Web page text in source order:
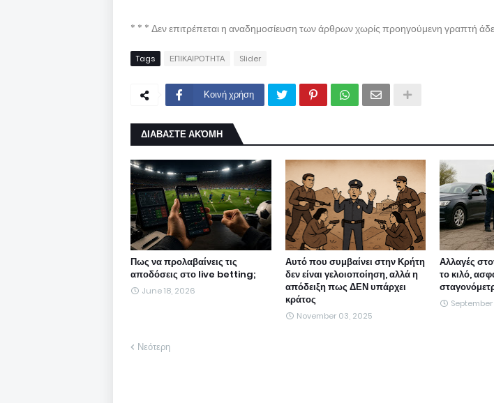
* * * Δεν επιτρέπεται η αναδημοσίευση των άρθρων χωρίς προηγούμενη γραπτή
Tags ΕΠΙΚΑΙΡΟΤΗΤΑ Slider
Κοινή χρήση
ΔΙΑΒΑΣΤΕ ΑΚΌΜΗ
Πως να προλαβαίνεις τις
αποδόσεις στο live betting;
June 18, 2026
Αυτό που συμβαίνει στην Κρήτη
δεν είναι γελοιοποίηση, αλλά η
απόδειξη πως ΔΕΝ υπάρχει
κράτος
November 03, 2025
Αλλαγές
το κιλό,
Νεότερη